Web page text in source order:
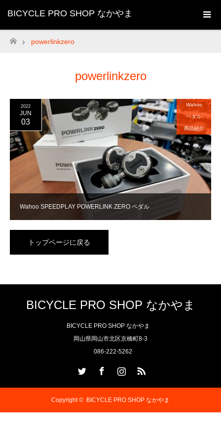
BICYCLE PRO SHOP なかやま
ホーム
powerlinkzero
powerlinkzero
Wahoo SPEEDPLAY POWERLINK ZERO ペダル
2022
JUN
03
Wahoo
ペダル
商品紹介
トップページに戻る
BICYCLE PRO SHOP なかやま
BICYCLE PRO SHOP なかやま
岡山県岡山市北区京橋町8-3
086-222-5262
Copyright © BICYCLE PRO SHOP なかやま